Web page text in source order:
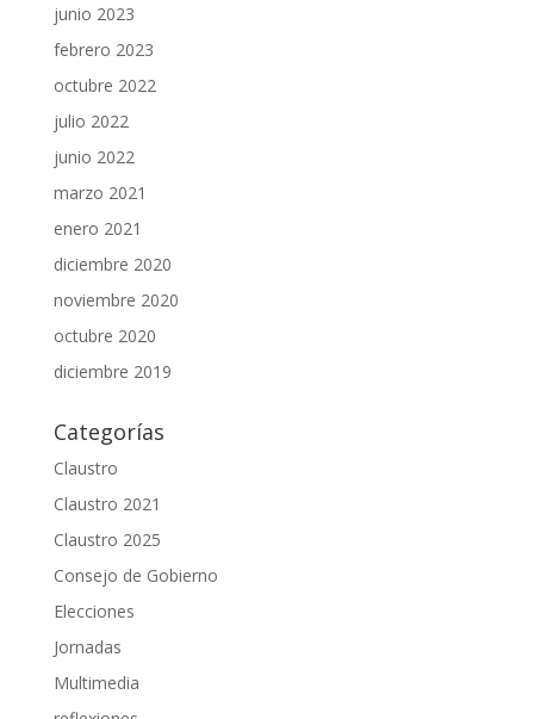
junio 2023
febrero 2023
octubre 2022
julio 2022
junio 2022
marzo 2021
enero 2021
diciembre 2020
noviembre 2020
octubre 2020
diciembre 2019
Categorías
Claustro
Claustro 2021
Claustro 2025
Consejo de Gobierno
Elecciones
Jornadas
Multimedia